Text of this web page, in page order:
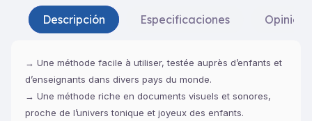
Descripción Especificaciones
→ Une méthode facile à utiliser, testée auprès d’enfants et
d’enseignants dans divers pays du monde.
→ Une méthode riche en documents visuels et sonores,
proche de l’univers tonique et joyeux des enfants.